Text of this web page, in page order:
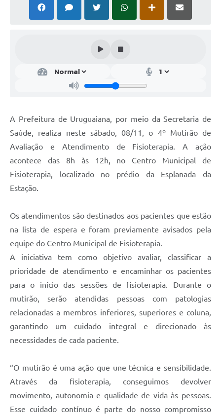
ITBI Online
SIM - Serviço de Inspeção Municipal
Vigilância Sanitária
COPIR - Coordenadoria de Promoção de Igualdade Racial
Contratos
Obras
Galeria de Vídeos
Contas Públicas
Telefones Úteis
A Prefeitura de Uruguaiana, por meio da Secretaria de
Saúde, realiza neste sábado, 08/11, o 4º Mutirão de
Avaliação e Atendimento de Fisioterapia. A ação
acontece das 8h às 12h, no Centro Municipal de
Fisioterapia, localizado no prédio da Esplanada da
Estação.
Os atendimentos são destinados aos pacientes que estão
na lista de espera e foram previamente avisados pela
equipe do Centro Municipal de Fisioterapia.
A iniciativa tem como objetivo avaliar, classificar a
prioridade de atendimento e encaminhar os pacientes
para o início das sessões de fisioterapia. Durante o
mutirão, serão atendidas pessoas com patologias
relacionadas a membros inferiores, superiores e coluna,
garantindo um cuidado integral e direcionado às
necessidades de cada paciente.
“O mutirão é uma ação que une técnica e sensibilidade.
Através da fisioterapia, conseguimos devolver
movimento, autonomia e qualidade de vida às pessoas.
Esse cuidado contínuo é parte do nosso compromisso